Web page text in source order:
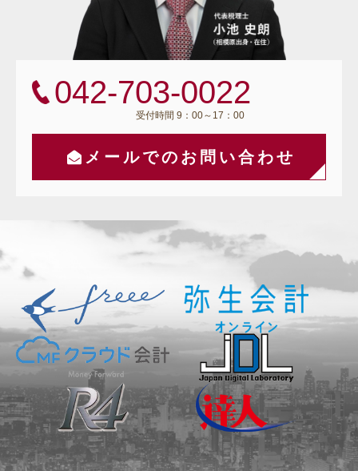
042-703-0022
受付時間 9：00～17：00
メールでのお問い合わせ